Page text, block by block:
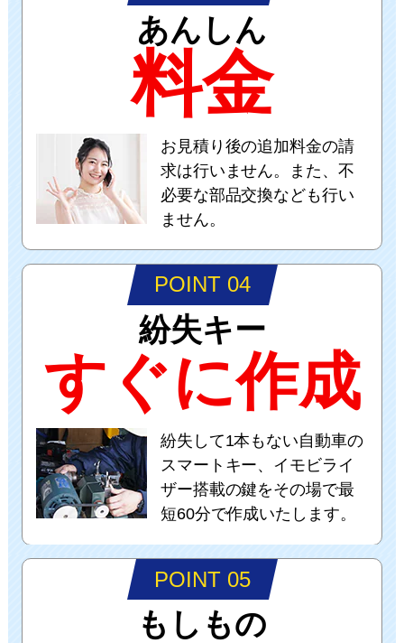
あんしん
料金
お見積り後の追加料金の請
求は行いません。また、不
必要な部品交換なども行い
ません。
POINT 04
紛失キー
すぐに作成
紛失して1本もない自動車の
スマートキー、イモビライ
ザー搭載の鍵をその場で最
短60分で作成いたします。
POINT 05
もしもの